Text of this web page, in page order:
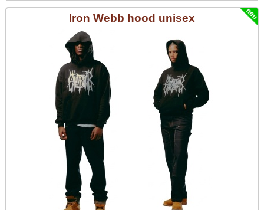
Iron Webb hood unisex